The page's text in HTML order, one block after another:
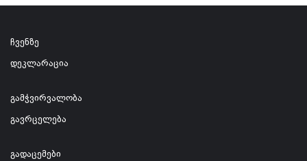
ჩვენზე
დეკლარაცია
გამჭვირვალობა
გავრცელება
გადაცემები